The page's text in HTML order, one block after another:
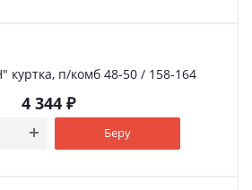
куртка, п/комб 48-50 / 158-164
4 344₽
Беру